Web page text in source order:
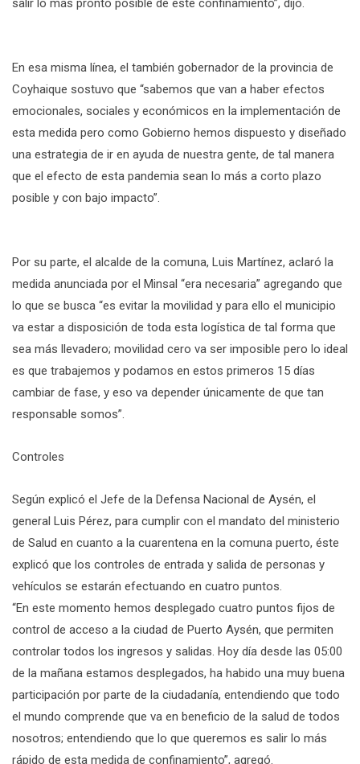
salir lo más pronto posible de este confinamiento”, dijo.
En esa misma línea, el también gobernador de la provincia de
Coyhaique sostuvo que “sabemos que van a haber efectos
emocionales, sociales y económicos en la implementación de
esta medida pero como Gobierno hemos dispuesto y diseñado
una estrategia de ir en ayuda de nuestra gente, de tal manera
que el efecto de esta pandemia sean lo más a corto plazo
posible y con bajo impacto”.
Por su parte, el alcalde de la comuna, Luis Martínez, aclaró la
medida anunciada por el Minsal “era necesaria” agregando que
lo que se busca “es evitar la movilidad y para ello el municipio
va estar a disposición de toda esta logística de tal forma que
sea más llevadero; movilidad cero va ser imposible pero lo ideal
es que trabajemos y podamos en estos primeros 15 días
cambiar de fase, y eso va depender únicamente de que tan
responsable somos”.
Controles
Según explicó el Jefe de la Defensa Nacional de Aysén, el
general Luis Pérez, para cumplir con el mandato del ministerio
de Salud en cuanto a la cuarentena en la comuna puerto, éste
explicó que los controles de entrada y salida de personas y
vehículos se estarán efectuando en cuatro puntos.
“En este momento hemos desplegado cuatro puntos fijos de
control de acceso a la ciudad de Puerto Aysén, que permiten
controlar todos los ingresos y salidas. Hoy día desde las 05:00
de la mañana estamos desplegados, ha habido una muy buena
participación por parte de la ciudadanía, entendiendo que todo
el mundo comprende que va en beneficio de la salud de todos
nosotros; entendiendo que lo que queremos es salir lo más
rápido de esta medida de confinamiento”, agregó.